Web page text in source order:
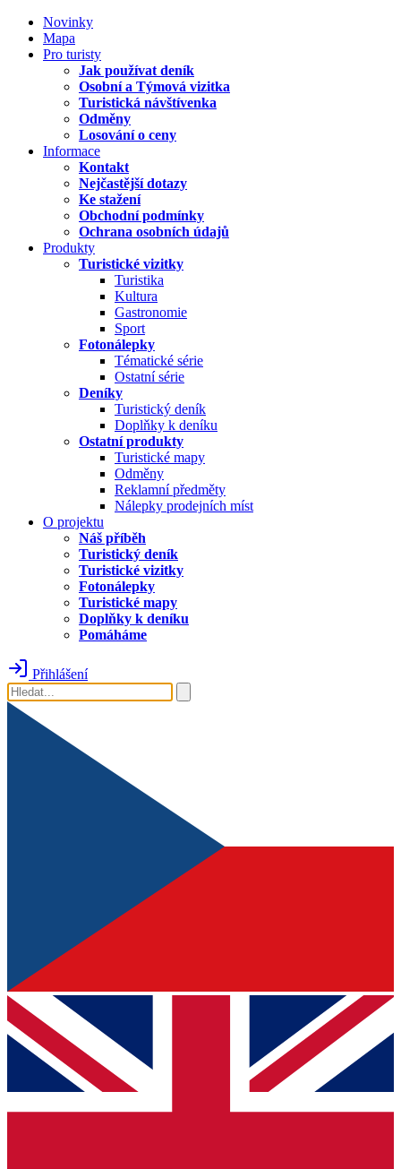
Novinky
Mapa
Pro turisty
Jak používat deník
Osobní a Týmová vizitka
Turistická návštívenka
Odměny
Losování o ceny
Informace
Kontakt
Nejčastější dotazy
Ke stažení
Obchodní podmínky
Ochrana osobních údajů
Produkty
Turistické vizitky
Turistika
Kultura
Gastronomie
Sport
Fotonálepky
Tématické série
Ostatní série
Deníky
Turistický deník
Doplňky k deníku
Ostatní produkty
Turistické mapy
Odměny
Reklamní předměty
Nálepky prodejních míst
O projektu
Náš příběh
Turistický deník
Turistické vizitky
Fotonálepky
Turistické mapy
Doplňky k deníku
Pomáháme
Přihlášení